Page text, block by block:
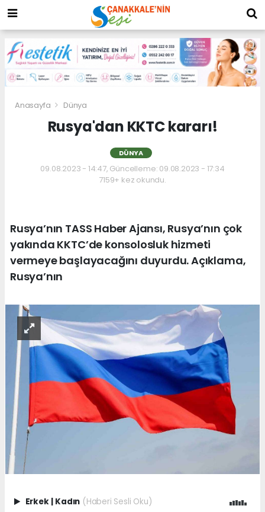
Anasayfa Dünya
Rusya'dan KKTC kararı!
DÜNYA
09.08.2023 - 14:47, Güncelleme: 09.08.2023 - 17:34
7159+ kez okundu.
Rusya’nın TASS Haber Ajansı, Rusya’nın çok
yakında KKTC’de konsolosluk hizmeti
vermeye başlayacağını duyurdu. Açıklama,
Rusya’nın
Erkek Kadın (Haberi Sesli Oku)